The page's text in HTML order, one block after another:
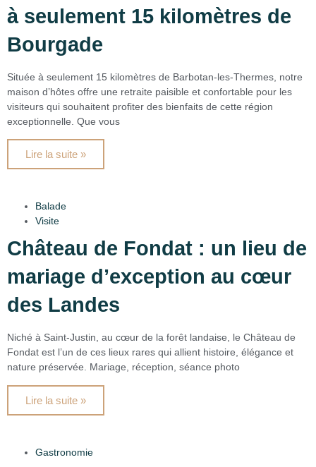
à seulement 15 kilomètres de
Bourgade
Située à seulement 15 kilomètres de Barbotan-les-Thermes, notre
maison d’hôtes offre une retraite paisible et confortable pour les
visiteurs qui souhaitent profiter des bienfaits de cette région
exceptionnelle. Que vous
Lire la suite »
Balade
Visite
Château de Fondat : un lieu de
mariage d’exception au cœur
des Landes
Niché à Saint-Justin, au cœur de la forêt landaise, le Château de
Fondat est l’un de ces lieux rares qui allient histoire, élégance et
nature préservée. Mariage, réception, séance photo
Lire la suite »
Gastronomie